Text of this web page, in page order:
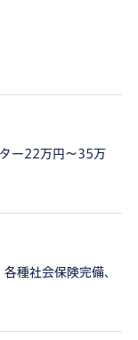
ー22万円〜35万
種社会保険完備、